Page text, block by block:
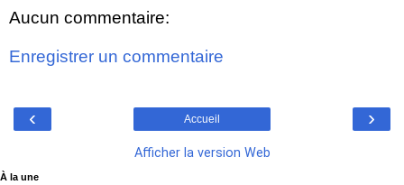
Aucun commentaire:
Enregistrer un commentaire
‹ ›
Accueil
Afficher la version Web
À la une